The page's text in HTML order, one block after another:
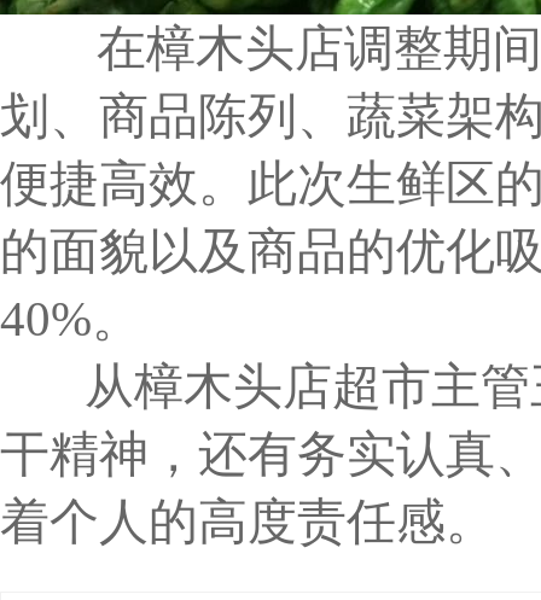
在樟木头店调整期间
划、商品陈列、蔬菜架
便捷高效。此次生鲜区
的面貌以及商品的优化
40%。
从樟木头店超市主管
干精神，还有务实认真
着个人的高度责任感。